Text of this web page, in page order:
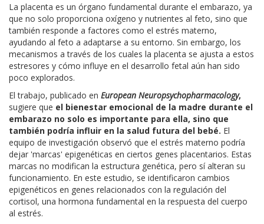
La placenta es un órgano fundamental durante el embarazo, ya
que no solo proporciona oxígeno y nutrientes al feto, sino que
también responde a factores como el estrés materno,
ayudando al feto a adaptarse a su entorno. Sin embargo, los
mecanismos a través de los cuales la placenta se ajusta a estos
estresores y cómo influye en el desarrollo fetal aún han sido
poco explorados.
El trabajo, publicado en European Neuropsychopharmacology,
sugiere que el bienestar emocional de la madre durante el
embarazo no solo es importante para ella, sino que
también podría influir en la salud futura del bebé. El
equipo de investigación observó que el estrés materno podría
dejar 'marcas' epigenéticas en ciertos genes placentarios. Estas
marcas no modifican la estructura genética, pero sí alteran su
funcionamiento. En este estudio, se identificaron cambios
epigenéticos en genes relacionados con la regulación del
cortisol, una hormona fundamental en la respuesta del cuerpo
al estrés.